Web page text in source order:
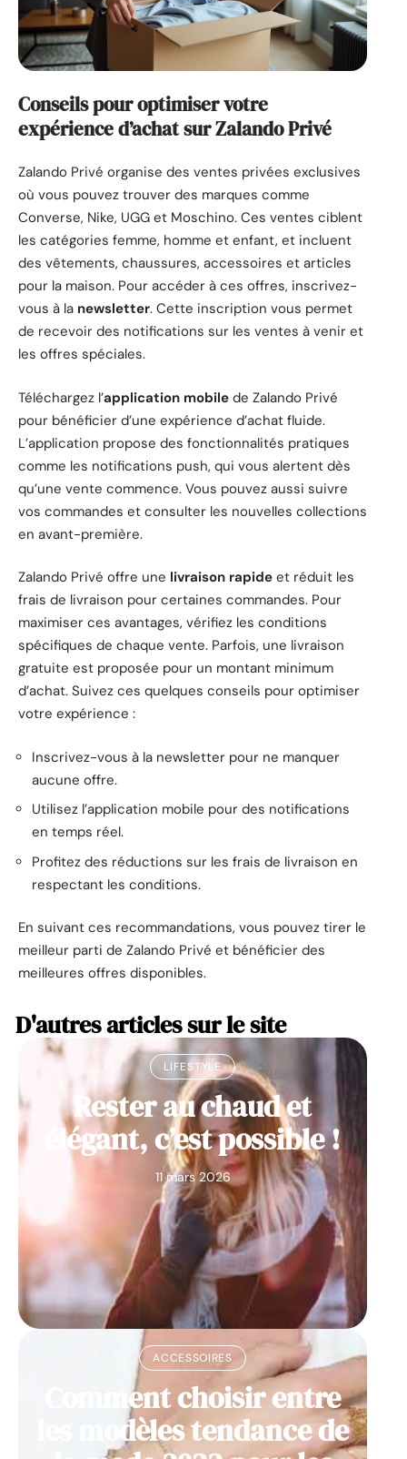
Conseils pour optimiser votre
expérience d’achat sur Zalando Privé
Zalando Privé organise des ventes privées exclusives
où vous pouvez trouver des marques comme
Converse, Nike, UGG et Moschino. Ces ventes ciblent
les catégories femme, homme et enfant, et incluent
des vêtements, chaussures, accessoires et articles
pour la maison. Pour accéder à ces offres, inscrivez-
vous à la newsletter. Cette inscription vous permet
de recevoir des notifications sur les ventes à venir et
les offres spéciales.
Téléchargez l’application mobile de Zalando Privé
pour bénéficier d’une expérience d’achat fluide.
L’application propose des fonctionnalités pratiques
comme les notifications push, qui vous alertent dès
qu’une vente commence. Vous pouvez aussi suivre
vos commandes et consulter les nouvelles collections
en avant-première.
Zalando Privé offre une livraison rapide et réduit les
frais de livraison pour certaines commandes. Pour
maximiser ces avantages, vérifiez les conditions
spécifiques de chaque vente. Parfois, une livraison
gratuite est proposée pour un montant minimum
d’achat. Suivez ces quelques conseils pour optimiser
votre expérience :
Inscrivez-vous à la newsletter pour ne manquer
aucune offre.
Utilisez l’application mobile pour des notifications
en temps réel.
Profitez des réductions sur les frais de livraison en
respectant les conditions.
En suivant ces recommandations, vous pouvez tirer le
meilleur parti de Zalando Privé et bénéficier des
meilleures offres disponibles.
D'autres articles sur le site
LIFESTYLE
Rester au chaud et
élégant, c’est possible !
11 mars 2026
ACCESSOIRES
Comment choisir entre
les modèles tendance de